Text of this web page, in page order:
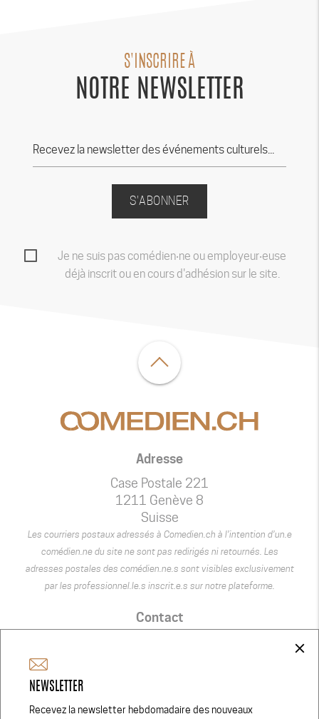
S'INSCRIRE À
NOTRE NEWSLETTER
S'ABONNER
Je ne suis pas comédien‧ne ou employeur‧euse
déjà inscrit ou en cours d'adhésion sur le site.
Adresse
Case Postale 221
1211 Genève 8
Suisse
Les courriers postaux adressés à Comedien.ch à l’intention d’un.e
comédien.ne du site ne sont pas redirigés ni retournés. Les
adresses postales des comédien.ne.s sont visibles exclusivement
par les professionnel.le.s inscrit.e.s sur notre plateforme.
Contact
close
NEWSLETTER
Recevez la newsletter hebdomadaire des nouveaux